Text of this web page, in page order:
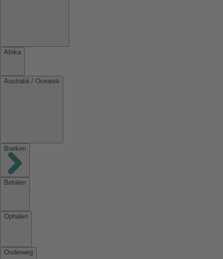
Afrika
Australië / Oceanië
Boeken
Betalen
Ophalen
Onderweg